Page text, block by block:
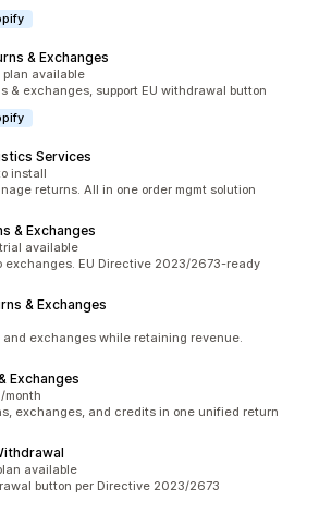
& Exchanges
122
plan available
& exchanges, support EU withdrawal button
Services
73
install
returns. All in one order mgmt solution
& Exchanges
86
available
exchanges. EU Directive 2023/2673-ready
& Exchanges
38
and exchanges while retaining revenue.
Exchanges
26
exchanges, and credits in one unified return
15
available
button per Directive 2023/2673